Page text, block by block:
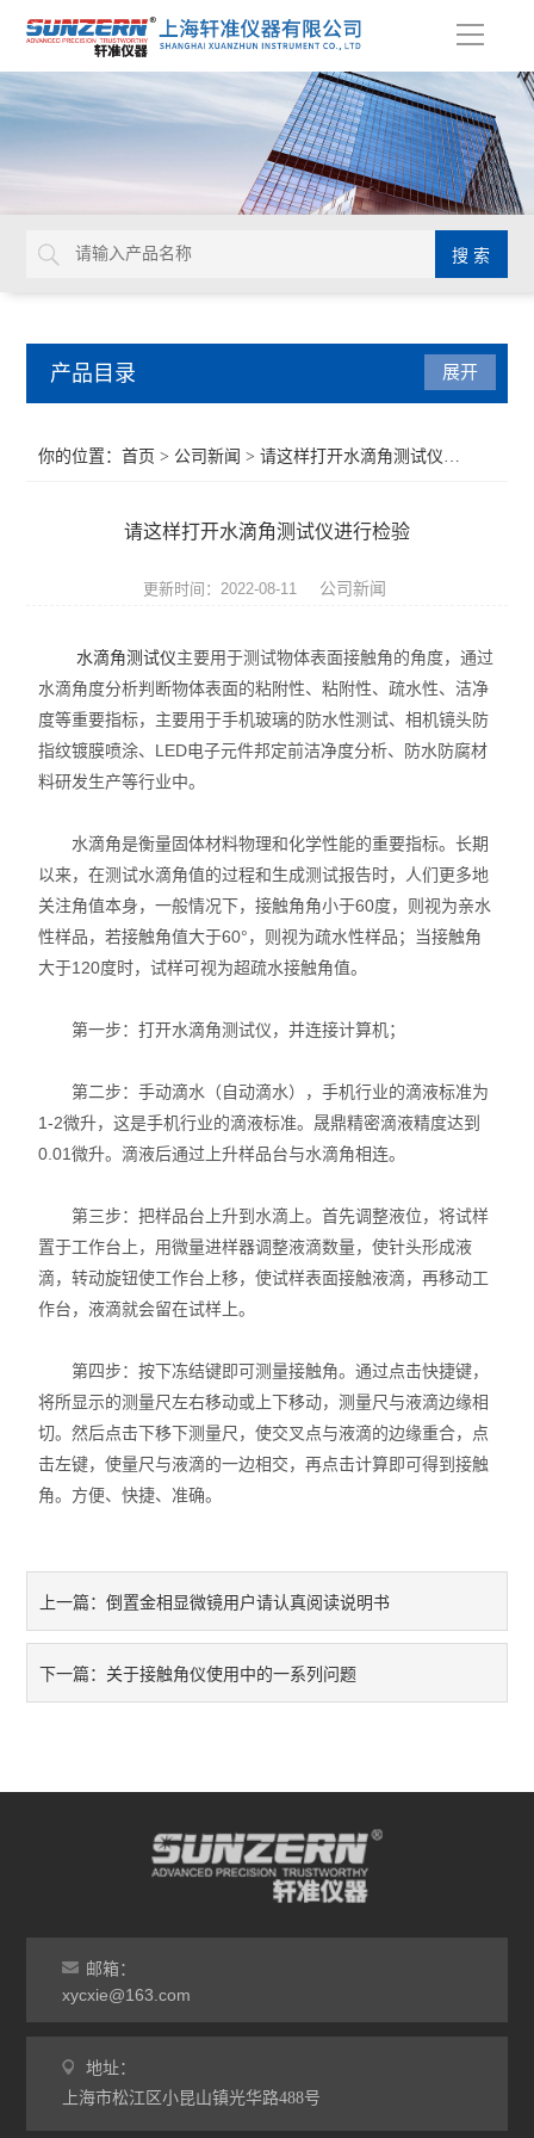
导
产品目录
三坐标测量机
光学类仪器
环境试验箱
材料试验机
扭转试验机
振动试验机
疲劳寿命试验机
点击划线试验机
热变形温度测定仪
熔融指数测定仪
电子产品类仪器
纸/纸板/纸箱类仪器
其它类仪器
展开
你的位置：首页 > 公司新闻 > 请这样打开水滴角测试仪进行检验
请这样打开水滴角测试仪进行检验
更新时间：2022-08-11 公司新闻
水滴角测试仪主要用于测试物体表面接触角的角度，通过
水滴角度分析判断物体表面的粘附性、粘附性、疏水性、洁净
度等重要指标，主要用于手机玻璃的防水性测试、相机镜头防
指纹镀膜喷涂、LED电子元件邦定前洁净度分析、防水防腐材
料研发生产等行业中。
水滴角是衡量固体材料物理和化学性能的重要指标。长期
以来，在测试水滴角值的过程和生成测试报告时，人们更多地
关注角值本身，一般情况下，接触角角小于60度，则视为亲水
性样品，若接触角值大于60°，则视为疏水性样品；当接触角
大于120度时，试样可视为超疏水接触角值。
第一步：打开水滴角测试仪，并连接计算机；
第二步：手动滴水（自动滴水），手机行业的滴液标准为
1-2微升，这是手机行业的滴液标准。晟鼎精密滴液精度达到
0.01微升。滴液后通过上升样品台与水滴角相连。
第三步：把样品台上升到水滴上。首先调整液位，将试样
置于工作台上，用微量进样器调整液滴数量，使针头形成液
滴，转动旋钮使工作台上移，使试样表面接触液滴，再移动工
作台，液滴就会留在试样上。
第四步：按下冻结键即可测量接触角。通过点击快捷键，
将所显示的测量尺左右移动或上下移动，测量尺与液滴边缘相
切。然后点击下移下测量尺，使交叉点与液滴的边缘重合，点
击左键，使量尺与液滴的一边相交，再点击计算即可得到接触
角。方便、快捷、准确。
上一篇：倒置金相显微镜用户请认真阅读说明书
下一篇： 关于接触角仪使用中的一系列问题
邮箱：
xycxie@163.com
地址：
上海市松江区小昆山镇光华路488号